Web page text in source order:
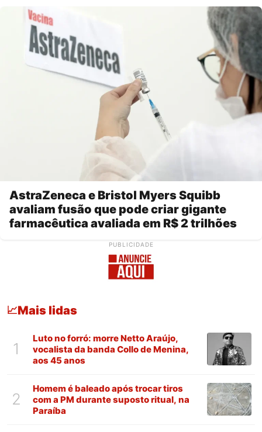
AstraZeneca e Bristol Myers Squibb
avaliam fusão que pode criar gigante
farmacêutica avaliada em R$ 2 trilhões
PUBLICIDADE
📈Mais lidas
1
Luto no forró: morre Netto Araújo,
vocalista da banda Collo de Menina,
aos 45 anos
2
Homem é baleado após trocar tiros
com a PM durante suposto ritual, na
Paraíba